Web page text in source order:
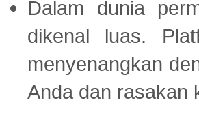
Dalam dunia
dikenal luas.
menyenangkan
Anda dan rasakan